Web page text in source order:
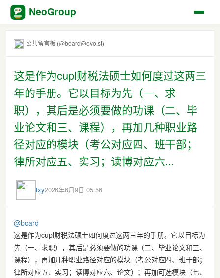
NeoGroup
公共留言板 (@board@ovo.st)
这是作为cupl财税法硕士如何度过这两三
年的手册。它以目标为先（一、求
职），其后是必须要做的功课（二、毕
业论文和三、课程），再加几种职业路
径对应的模块（考公对应四、班干部；
律所对应五、实习；读博对应六...
txy2026年6月9日 05:56
@board
这是作为cupl财税法硕士如何度过这两三年的手册。它以目标为
先（一、求职），其后是必须要做的功课（二、毕业论文和三、
课程），再加几种职业路径对应的模块（考公对应四、班干部；
律所对应五、实习；读博对应六、论文）；再加可选模块（七、